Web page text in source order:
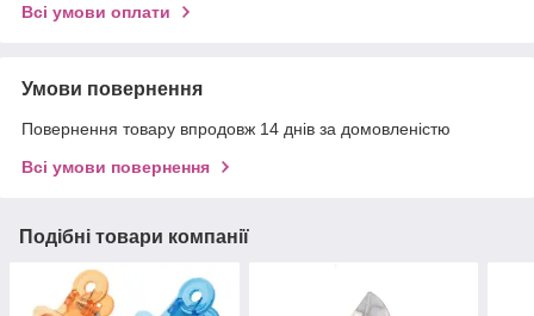
Всі умови оплати
Умови повернення
Повернення товару впродовж 14 днів за домовленістю
Всі умови повернення
Подібні товари компанії